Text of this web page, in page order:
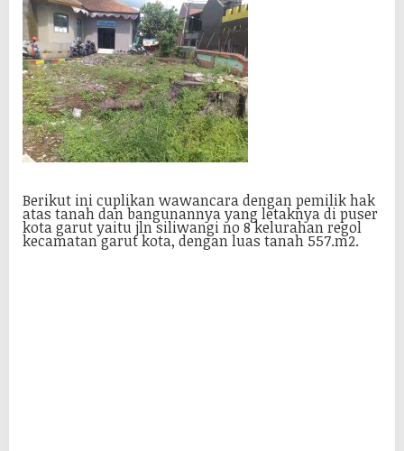
Berikut ini cuplikan wawancara dengan pemilik hak
atas tanah dan bangunannya yang letaknya di puser
kota garut yaitu jln siliwangi no 8 kelurahan regol
kecamatan garut kota, dengan luas tanah 557.m2.